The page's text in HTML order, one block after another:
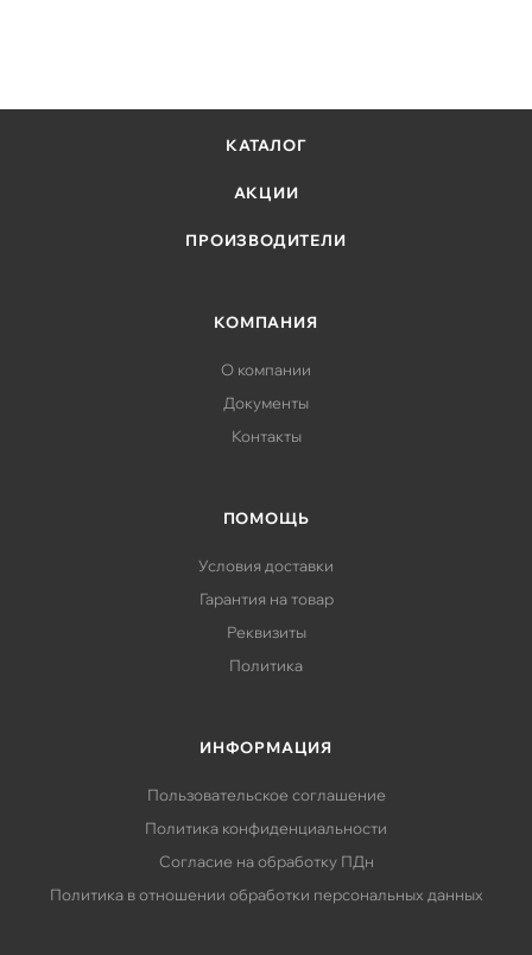
КАТАЛОГ
АКЦИИ
ПРОИЗВОДИТЕЛИ
КОМПАНИЯ
О компании
Документы
Контакты
ПОМОЩЬ
Условия доставки
Гарантия на товар
Реквизиты
Политика
ИНФОРМАЦИЯ
Пользовательское соглашение
Политика конфиденциальности
Согласие на обработку ПДн
Политика в отношении обработки персональных данных